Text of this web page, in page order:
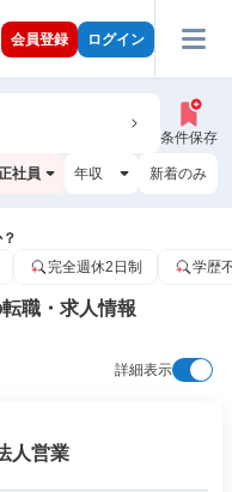
会員登録 ログイン
条件保存
社員 年収 新着のみ
完全週休2日制 学歴
職・求人情報
詳細表示
人営業